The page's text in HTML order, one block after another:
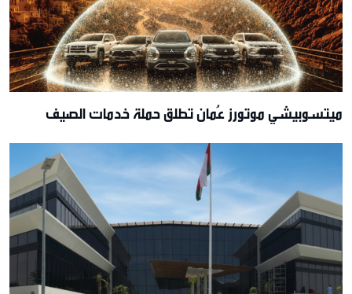
ميتسوبيشي موتورز عُمان تطلق حملة خدمات الصيف